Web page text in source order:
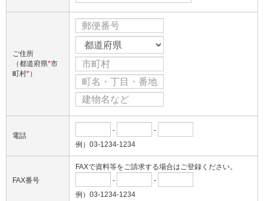
ご住所
（都道府県*市
町村*）
電話
-
-
例）03-1234-1234
FAX番号
FAXで資料等をご請求する場合はご登録ください。
-
-
例）03-1234-1234